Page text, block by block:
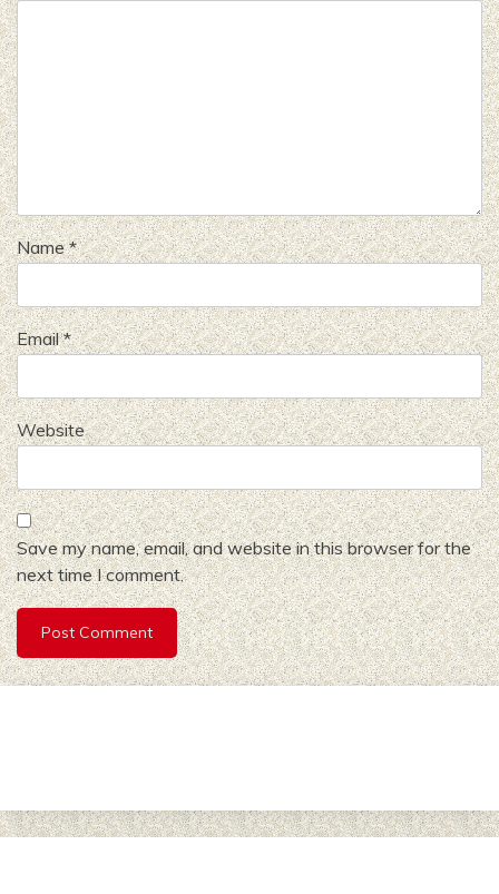
Name*
Email*
Website
Save my name, email, and website in this browser for the
next time I comment.